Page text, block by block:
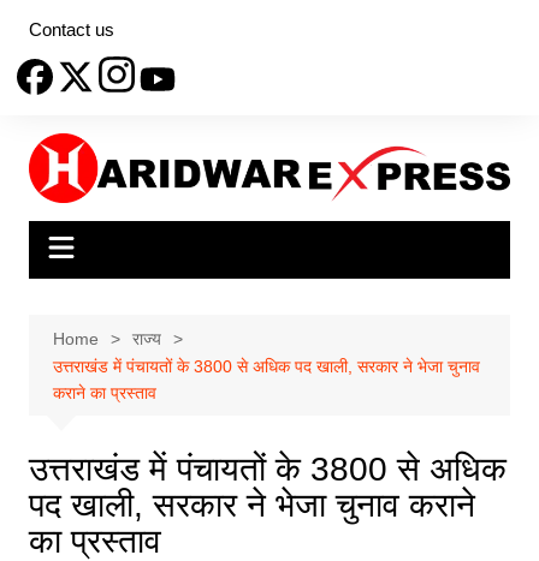
content
Contact us
Home
राज्य
उत्तराखंड में पंचायतों के 3800 से अधिक पद खाली, सरकार ने भेजा चुनाव
कराने का प्रस्ताव
उत्तराखंड में पंचायतों के 3800 से अधिक
पद खाली, सरकार ने भेजा चुनाव कराने
का प्रस्ताव